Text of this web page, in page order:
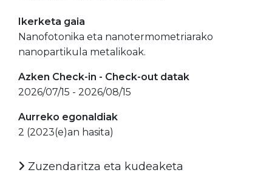
Ikerketa gaia
Nanofotonika eta nanotermometriarako
nanopartikula metalikoak.
Azken Check-in - Check-out datak
2026/07/15 - 2026/08/15
Aurreko egonaldiak
2 (2023(e)an hasita)
Zuzendaritza eta kudeaketa